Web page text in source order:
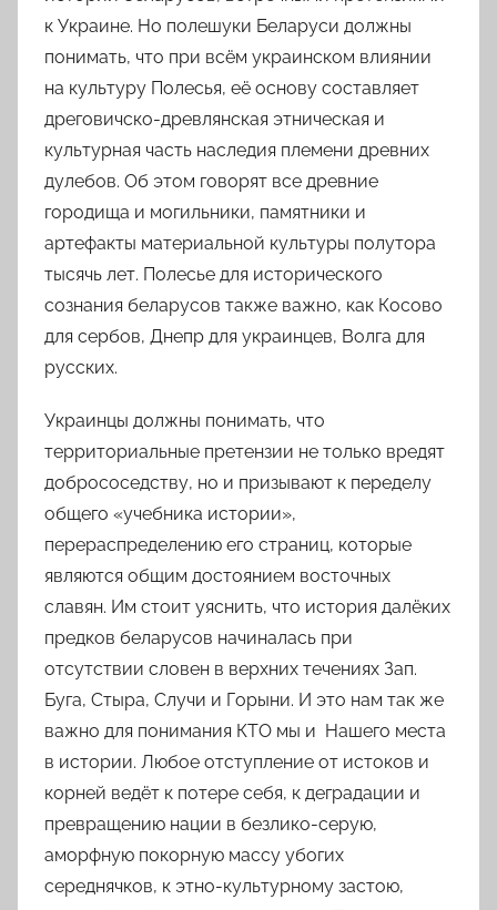
к Украине. Но полешуки Беларуси должны
понимать, что при всём украинском влиянии
на культуру Полесья, её основу составляет
дреговичско-древлянская этническая и
культурная часть наследия племени древних
дулебов. Об этом говорят все древние
городища и могильники, памятники и
артефакты материальной культуры полутора
тысячь лет. Полесье для исторического
сознания беларусов также важно, как Косово
для сербов, Днепр для украинцев, Волга для
русских.
Украинцы должны понимать, что
территориальные претензии не только вредят
добрососедству, но и призывают к переделу
общего «учебника истории»,
перераспределению его страниц, которые
являются общим достоянием восточных
славян. Им стоит уяснить, что история далёких
предков беларусов начиналась при
отсутствии словен в верхних течениях Зап.
Буга, Стыра, Случи и Горыни. И это нам так же
важно для понимания КТО мы и Нашего места
в истории. Любое отступление от истоков и
корней ведёт к потере себя, к деградации и
превращению нации в безлико-серую,
аморфную покорную массу убогих
середнячков, к этно-культурному застою,